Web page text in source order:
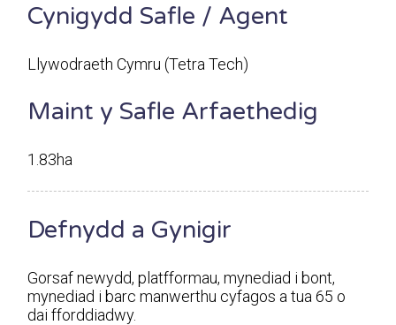
Cynigydd Safle / Agent
Llywodraeth Cymru (Tetra Tech)
Maint y Safle Arfaethedig
1.83ha
Defnydd a Gynigir
Gorsaf newydd, platfformau, mynediad i bont,
mynediad i barc manwerthu cyfagos a tua 65 o
dai fforddiadwy.